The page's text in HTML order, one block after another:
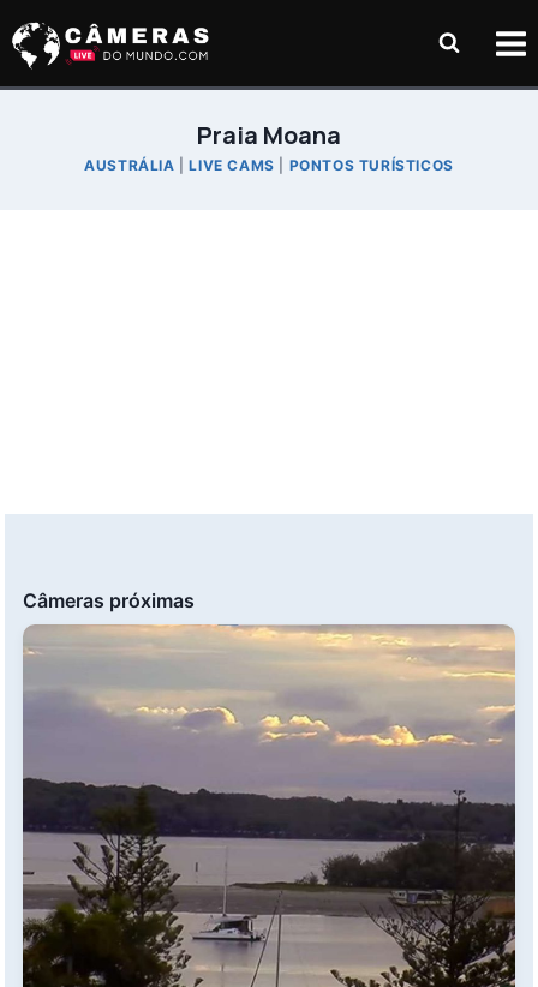
para
Praia Moana
AUSTRÁLIA |LIVE CAMS PONTOS TURÍSTICOS
Câmeras próximas